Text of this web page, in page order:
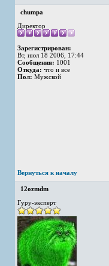
chumpa
Директор
Зарегистрирован:
Вт, июл 18 2006, 17:44
Сообщения: 1001
Откуда: что и все
Пол: Мужской
Вернуться к началу
12ozmdm
Гуру-эксперт